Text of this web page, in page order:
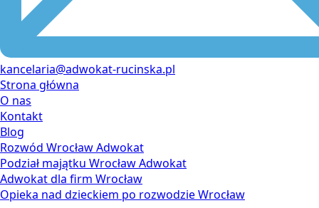
kancelaria@adwokat-rucinska.pl
Strona główna
O nas
Kontakt
Blog
Rozwód Wrocław Adwokat
Podział majątku Wrocław Adwokat
Adwokat dla firm Wrocław
Opieka nad dzieckiem po rozwodzie Wrocław